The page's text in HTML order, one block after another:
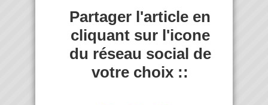
Partager l'article en
cliquant sur l'icone
du réseau social de
votre choix ::